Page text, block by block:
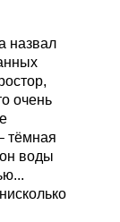
назвал
очень
тёмная
воды